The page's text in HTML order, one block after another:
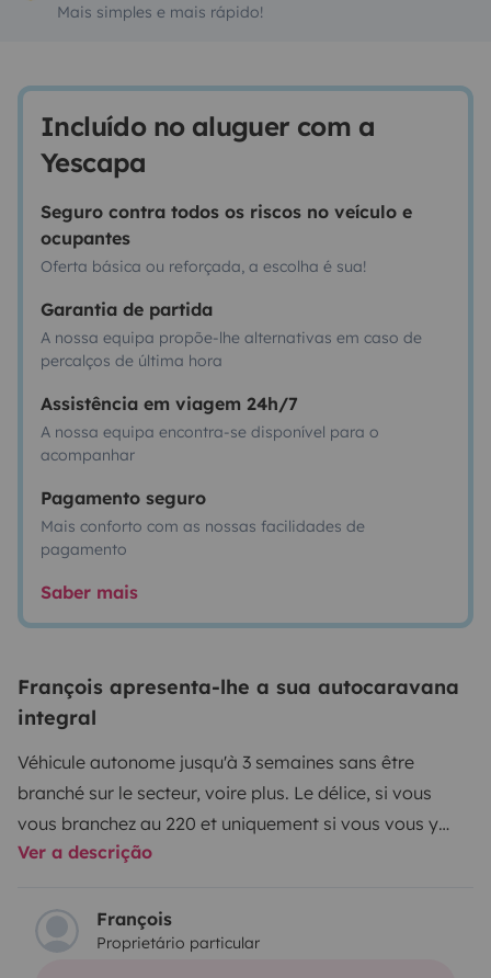
Mais simples e mais rápido!
Incluído no aluguer com a
Yescapa
Seguro contra todos os riscos no veículo e
ocupantes
Oferta básica ou reforçada, a escolha é sua!
Garantia de partida
A nossa equipa propõe-lhe alternativas em caso de
percalços de última hora
Assistência em viagem 24h/7
A nossa equipa encontra-se disponível para o
acompanhar
Pagamento seguro
Mais conforto com as nossas facilidades de
pagamento
Saber mais
François apresenta-lhe a sua autocaravana
integral
Véhicule autonome jusqu'à 3 semaines sans être
branché sur le secteur, voire plus. Le délice, si vous
vous branchez au 220 et uniquement si vous vous y
branchez, vous avez accès à la climatisation, au four
munir d'un câble HDMI afin de brancher votre
ordinateur à la télévision pour avoir accès à vos
Ver a descrição
François
Proprietário particular